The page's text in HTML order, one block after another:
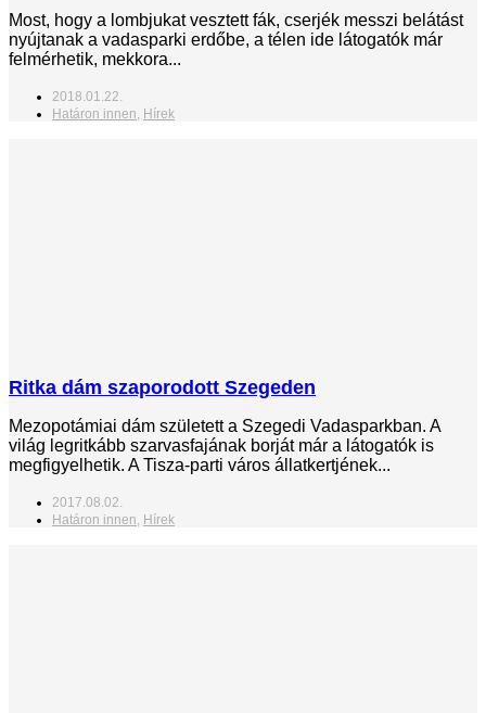
Most, hogy a lombjukat vesztett fák, cserjék messzi belátást
nyújtanak a vadasparki erdőbe, a télen ide látogatók már
felmérhetik, mekkora...
2018.01.22.
Határon innen Hírek
Ritka dám szaporodott Szegeden
Mezopotámiai dám született a Szegedi Vadasparkban. A
világ legritkább szarvasfajának borját már a látogatók is
megfigyelhetik. A Tisza-parti város állatkertjének...
2017.08.02.
Határon innen Hírek